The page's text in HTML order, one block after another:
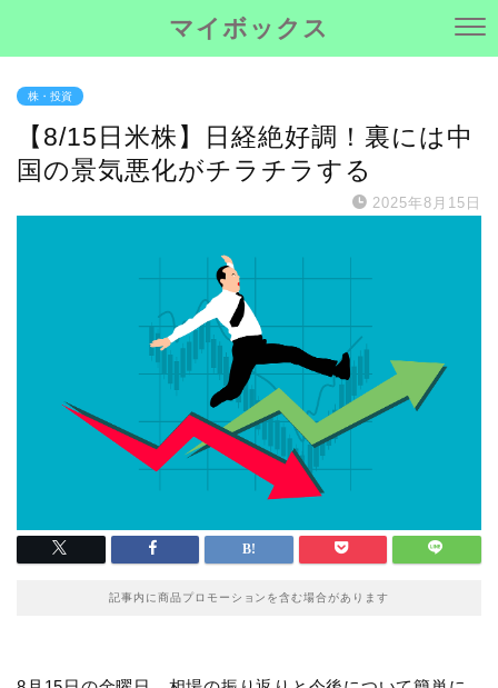
マイボックス
株・投資
【8/15日米株】日経絶好調！裏には中
国の景気悪化がチラチラする
2025年8月15日
記事内に商品プロモーションを含む場合があります